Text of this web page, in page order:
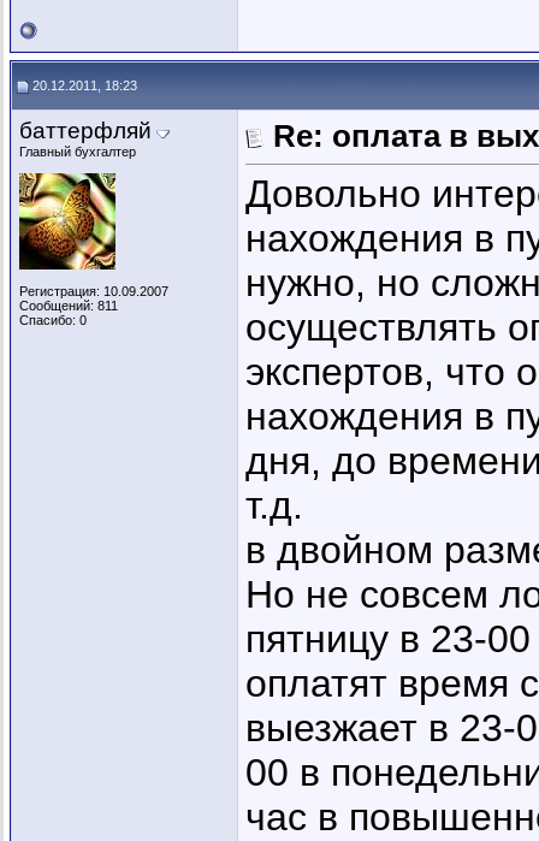
20.12.2011, 18:23
баттерфляй
Главный бухгалтер
Регистрация: 10.09.2007
Сообщений: 811
Спасибо: 0
Re: оплата в
Довольно
нахождения в
нужно, но
осуществлять
экспертов, что
нахождения в
дня, до
т.д.
в двойном
Но не совсем
пятницу в 23-
оплатят время
выезжает в 23-
00 в
час в